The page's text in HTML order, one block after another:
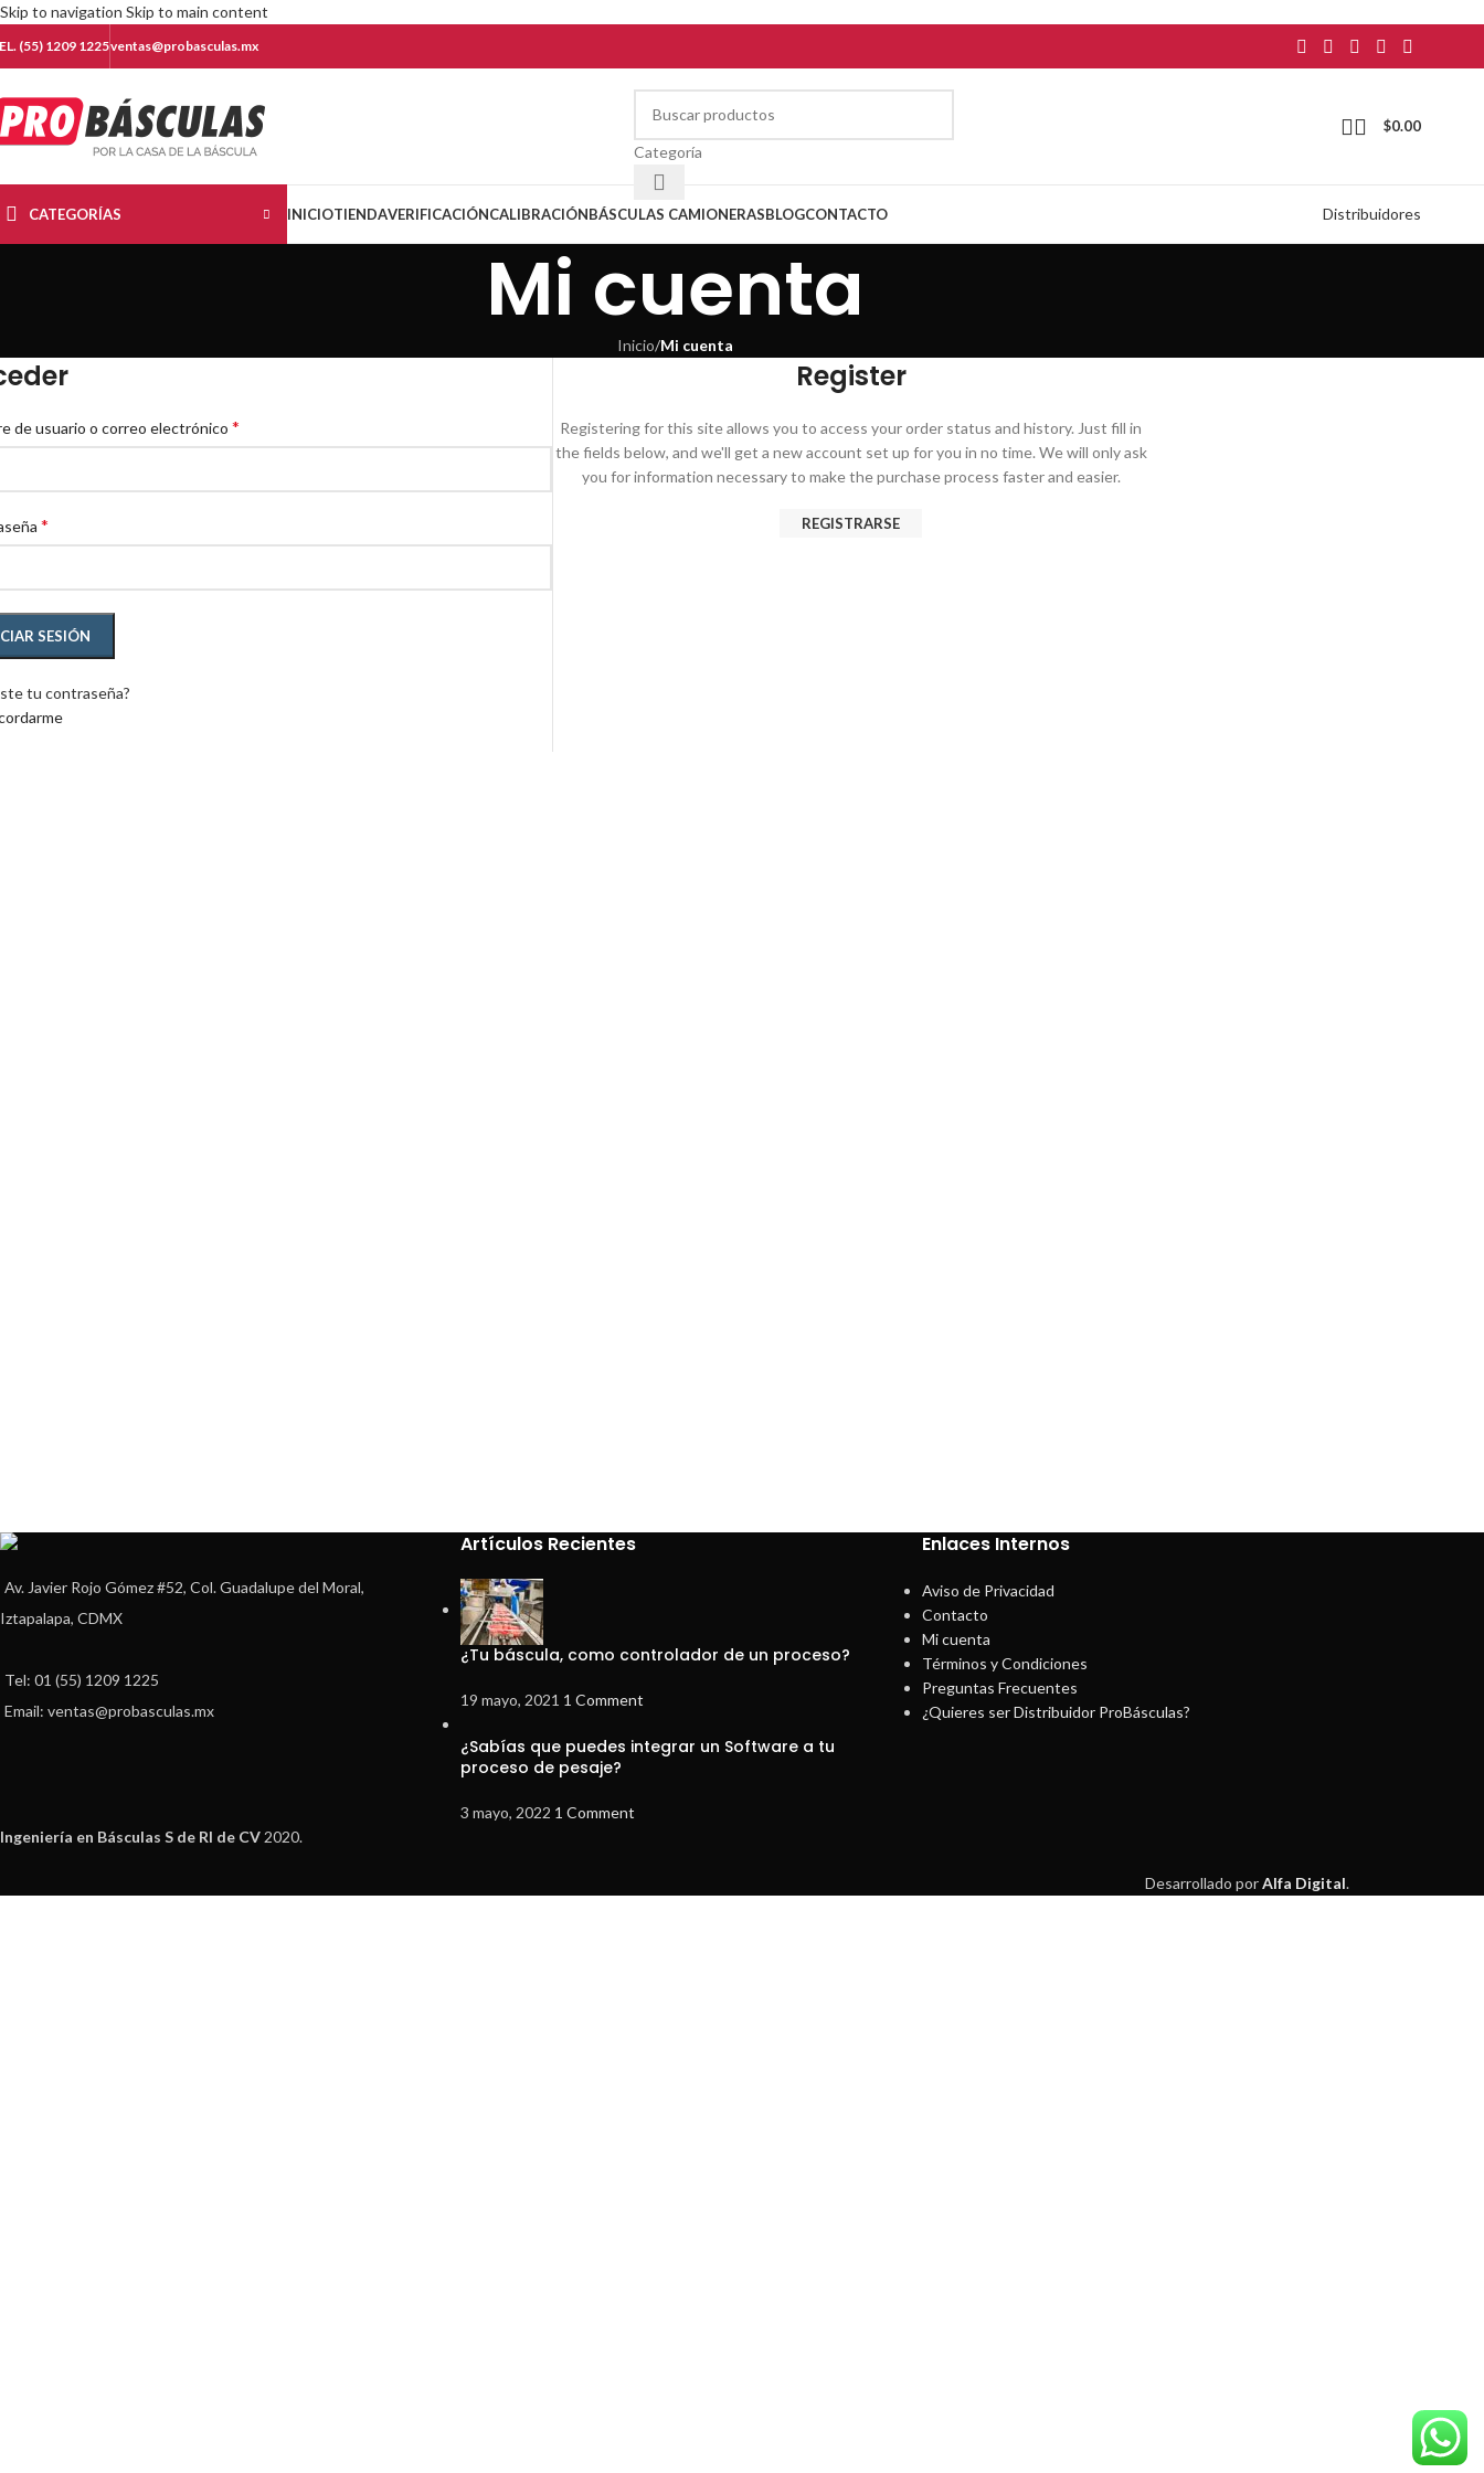
Skip to navigation Skip to main content
(55) 1209 1225ventas@probasculas.mx
Categoría
$0.00
CATEGORÍAS INICIOTIENDAVERIFICACIÓNCALIBRACIÓNBÁSCULAS CAMIONERASBLOGCONTACTO Distribuidores
Mi cuenta
Inicio/Mi cuenta
de usuario o correo electrónico *
*
SESIÓN
tu contraseña?
Register
Registering for this site allows you to access your order status and history. Just fill in
the fields below, and we'll get a new account set up for you in no time. We will only ask
you for information necessary to make the purchase process faster and easier.
REGISTRARSE
Av. Javier Rojo Gómez #52, Col. Guadalupe del Moral,
Iztapalapa, CDMX
Tel: 01 (55) 1209 1225
Email: ventas@probasculas.mx
Artículos Recientes
¿Tu báscula, como controlador de un proceso?
19 mayo, 2021 1 Comment
¿Sabías que puedes integrar un Software a tu
proceso de pesaje?
3 mayo, 2022 1 Comment
Enlaces Internos
Aviso de Privacidad
Contacto
Mi cuenta
Términos y Condiciones
Preguntas Frecuentes
¿Quieres ser Distribuidor ProBásculas?
Ingeniería en Básculas S de Rl de CV 2020.
Desarrollado porAlfa Digital.